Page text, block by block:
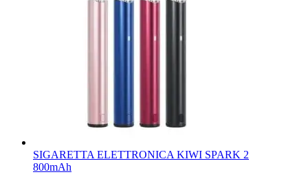
SIGARETTA ELETTRONICA KIWI SPARK 2
800mAh